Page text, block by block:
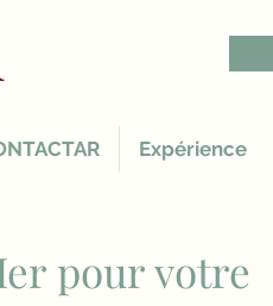
Expérience
pour votre